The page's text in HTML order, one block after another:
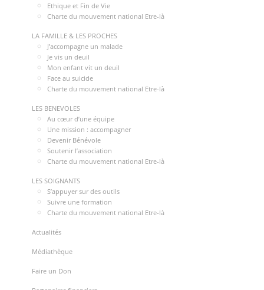
Ethique et Fin de Vie
Charte du mouvement national Etre-là
LA FAMILLE & LES PROCHES
J’accompagne un malade
Je vis un deuil
Mon enfant vit un deuil
Face au suicide
Charte du mouvement national Etre-là
LES BENEVOLES
Au cœur d’une équipe
Une mission : accompagner
Devenir Bénévole
Soutenir l’association
Charte du mouvement national Etre-là
LES SOIGNANTS
S’appuyer sur des outils
Suivre une formation
Charte du mouvement national Etre-là
Actualités
Médiathèque
Faire un Don